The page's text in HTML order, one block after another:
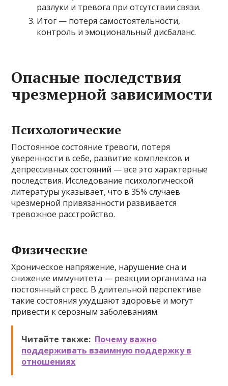
разлуки и тревога при отсутствии связи.
Итог — потеря самостоятельности,
контроль и эмоциональный дисбаланс.
Опасные последствия
чрезмерной зависимости
Психологические
Постоянное состояние тревоги, потеря
уверенности в себе, развитие комплексов и
депрессивных состояний — все это характерные
последствия. Исследование психологической
литературы указывает, что в 35% случаев
чрезмерной привязанности развивается
тревожное расстройство.
Физические
Хроническое напряжение, нарушение сна и
снижение иммунитета — реакции организма на
постоянный стресс. В длительной перспективе
такие состояния ухудшают здоровье и могут
привести к серозным заболеваниям.
Читайте также: Почему важно
поддерживать взаимную поддержку в
отношениях